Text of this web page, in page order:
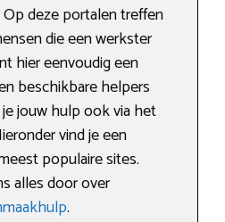
deze portalen treffen
die een werkster
hier eenvoudig een
beschikbare helpers
jouw hulp ook via het
vind je een
populaire sites.
alles door over
.